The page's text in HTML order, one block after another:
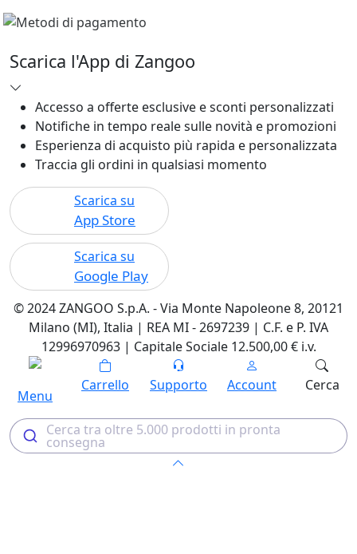
Scarica l'App di Zangoo
Accesso a offerte esclusive e sconti personalizzati
Notifiche in tempo reale sulle novità e promozioni
Esperienza di acquisto più rapida e personalizzata
Traccia gli ordini in qualsiasi momento
Scarica su
App Store
Scarica su
Google Play
© 2024 ZANGOO S.p.A. - Via Monte Napoleone 8, 20121
Milano (MI), Italia | REA MI - 2697239 | C.F. e P. IVA
12996970963 | Capitale Sociale 12.500,00 € i.v.
Menu
Carrello Supporto Account Cerca
Cerca tra oltre 5.000 prodotti in pronta
consegna